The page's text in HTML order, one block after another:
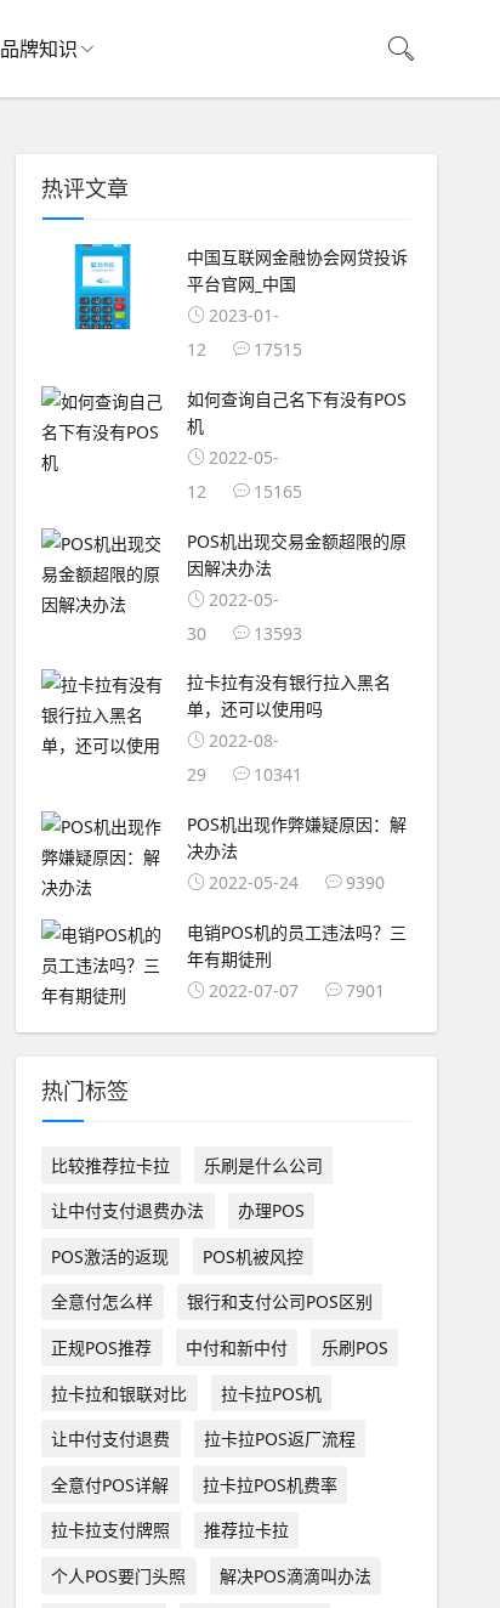
品牌知识
热评文章
中国互联网金融协会网贷投诉
平台官网_中国
2023-01-
12
17515
如何查询自己名下有没有POS
机
2022-05-
12
15165
POS机出现交易金额超限的原
因解决办法
2022-05-
30
13593
拉卡拉有没有银行拉入黑名
单，还可以使用吗
2022-08-
29
10341
POS机出现作弊嫌疑原因：解
决办法
2022-05-24
9390
电销POS机的员工违法吗？三
年有期徒刑
2022-07-07
7901
热门标签
比较推荐拉卡拉
乐刷是什么公司
让中付支付退费办法
办理POS
POS激活的返现
POS机被风控
全意付怎么样
银行和支付公司POS区别
正规POS推荐
中付和新中付
乐刷POS
拉卡拉和银联对比
拉卡拉POS机
让中付支付退费
拉卡拉POS返厂流程
全意付POS详解
拉卡拉POS机费率
拉卡拉支付牌照
推荐拉卡拉
个人POS要门头照
解决POS滴滴叫办法